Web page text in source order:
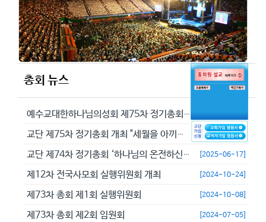
총회 뉴스
예수교대한하나님의성회 제75차 정기총회에서 정동수 목사를 이단으로 결의... [2026-05-29]
교단 제75차 정기총회 개최 "세월을 아끼라 때가 악하니라"(엡 5:16... [2026-05-23]
교단 제74차 정기총회 ‘하나님의 온전하신 뜻을 분별하자’ [2025-06-17]
제12차 전국사모회 실행위원회 개최 [2024-10-24]
제73차 총회 제1회 실행위원회 [2024-10-08]
제73차 총회 제2회 임원회 [2024-07-05]